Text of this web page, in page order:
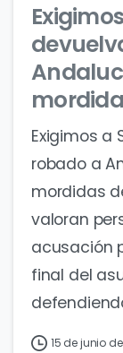
Exigimos a
robado a
mordidas
valoran
acusación
final del
15 de junio